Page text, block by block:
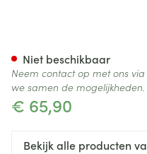
€ 65,90
Niet beschikbaar
Neem contact op met ons
we samen de mogelijkheden.
Bekijk alle producten